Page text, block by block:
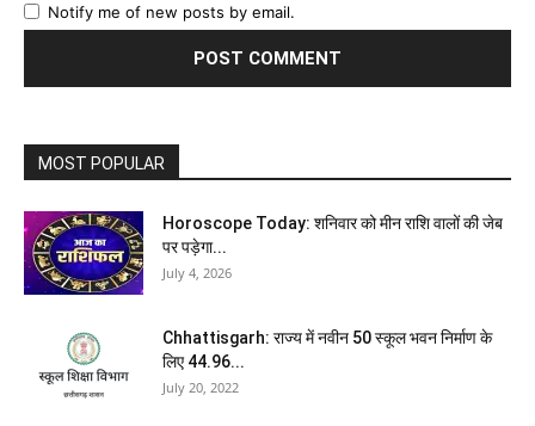
Notify me of new posts by email.
MOST POPULAR
Horoscope Today: शनिवार को मीन राशि वालों की जेब
पर पड़ेगा...
July 4, 2026
Chhattisgarh: राज्य में नवीन 50 स्कूल भवन निर्माण के
लिए 44.96...
July 20, 2022